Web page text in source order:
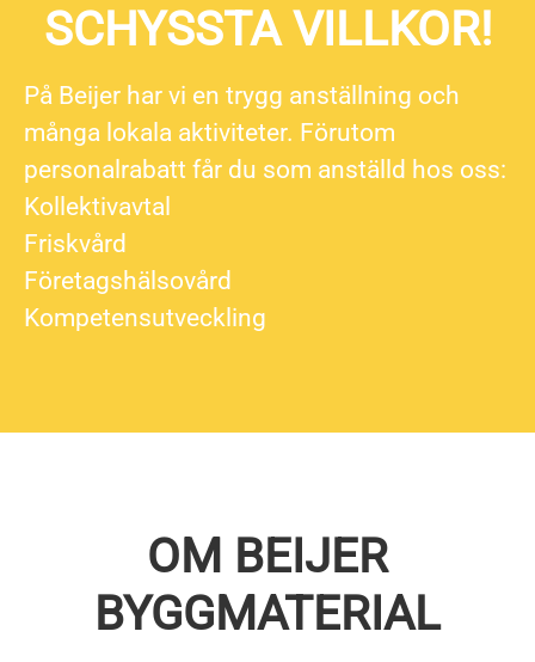
SCHYSSTA VILLKOR!
På Beijer har vi en trygg anställning och
många lokala aktiviteter. Förutom
personalrabatt får du som anställd hos oss:
Kollektivavtal
Friskvård
Företagshälsovård
Kompetensutveckling
OM BEIJER
BYGGMATERIAL